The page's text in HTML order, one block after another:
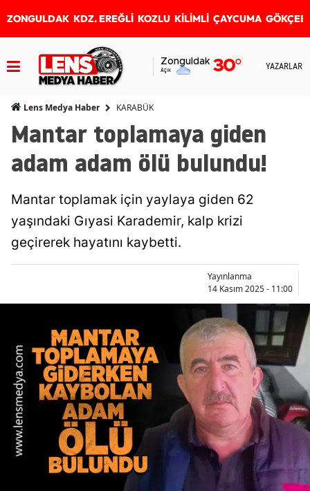
ZONGULDAK KDZ. EREĞLİ KOZLU KİLİMLİ ÇAYCUMA
Zonguldak
Açık 30° YAZARLAR
Lens Medya Haber KARABÜK
Mantar toplamaya giden
adam adam ölü bulundu!
Mantar toplamak için yaylaya giden 62
yaşındaki Gıyasi Karademir, kalp krizi
geçirerek hayatını kaybetti.
Yayınlanma
14 Kasım 2025 - 11:00